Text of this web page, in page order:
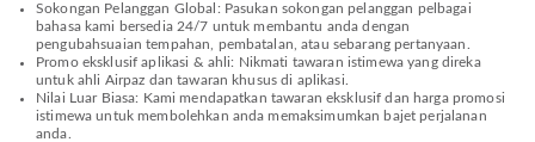
Sokongan Pelanggan Global: Pasukan sokongan pelanggan pelbagai
bahasa kami bersedia 24/7 untuk membantu anda dengan
pengubahsuaian tempahan, pembatalan, atau sebarang pertanyaan.
Promo eksklusif aplikasi & ahli: Nikmati tawaran istimewa yang direka
untuk ahli Airpaz dan tawaran khusus di aplikasi.
Nilai Luar Biasa: Kami mendapatkan tawaran eksklusif dan harga promosi
istimewa untuk membolehkan anda memaksimumkan bajet perjalanan
anda.